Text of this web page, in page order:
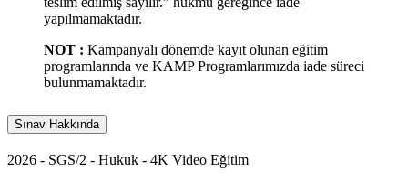
yapılmamaktadır.
NOT : Kampanyalı dönemde kayıt olunan eğitim
programlarında ve KAMP Programlarımızda iade süreci
bulunmamaktadır.
Sınav Hakkında
2026 - SGS/2 - Hukuk - 4K Video Eğitim